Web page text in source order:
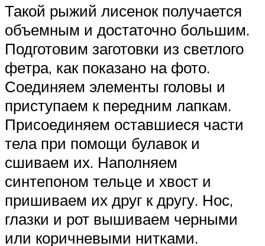
Такой рыжий лисенок получается
объемным и достаточно большим.
Подготовим заготовки из светлого
фетра, как показано на фото.
Соединяем элементы головы и
приступаем к передним лапкам.
Присоединяем оставшиеся части
тела при помощи булавок и
сшиваем их. Наполняем
синтепоном тельце и хвост и
пришиваем их друг к другу. Нос,
глазки и рот вышиваем черными
или коричневыми нитками.